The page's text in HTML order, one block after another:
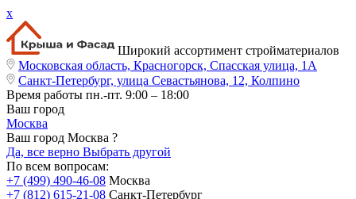
x
Широкий ассортимент стройматериалов
Московская область, Красногорск, Спасская улица, 1А
Санкт-Петербург, улица Севастьянова, 12, Колпино
Время работы пн.-пт. 9:00 – 18:00
Ваш город
Москва
Ваш город Москва ?
Да, все верно Выбрать другой
По всем вопросам:
+7 (499) 490-46-08 Москва
+7 (812) 615-21-08 Санкт-Петербург